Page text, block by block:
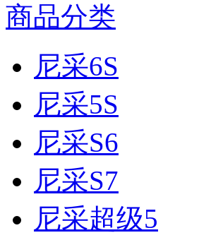
商品分类
尼采6S
尼采5S
尼采S6
尼采S7
尼采超级5